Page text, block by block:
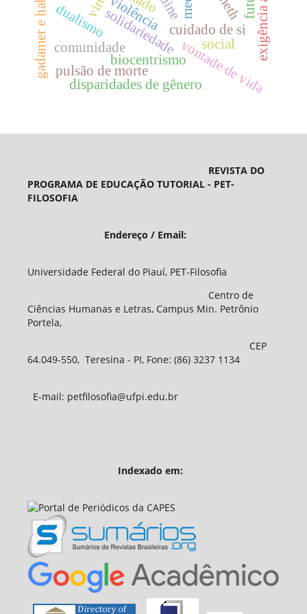
cuidado de si
violência
solidariedade
comunidade
biocentrismo
dualismo
pulsão de morte vontade de vida
disparidades de gênero
social
REVISTA DO
PROGRAMA DE EDUCAÇÃO TUTORIAL - PET-
FILOSOFIA
Endereço / Email:
Universidade Federal do Piauí, PET-Filosofia
Centro de
Ciências Humanas e Letras, Campus Min. Petrônio
Portela,
CEP
64.049-550, Teresina - PI, Fone: (86) 3237 1134
E-mail: petfilosofia@ufpi.edu.br
Indexado em: